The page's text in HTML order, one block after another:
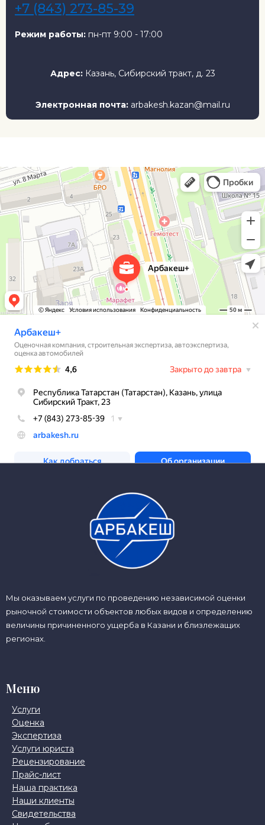
+7 (843) 273-85-39
Режим работы: пн-пт 9:00 - 17:00
Адрес: Казань, Сибирский тракт, д. 23
Электронная почта: arbakesh.kazan@mail.ru
Мы оказываем услуги по проведению независимой оценки
рыночной стоимости объектов любых видов и определению
величины причиненного ущерба в Казани и близлежащих
регионах.
Меню
Услуги
Оценка
Экспертиза
Услуги юриста
Рецензирование
Прайс-лист
Наша практика
Наши клиенты
Свидетельства